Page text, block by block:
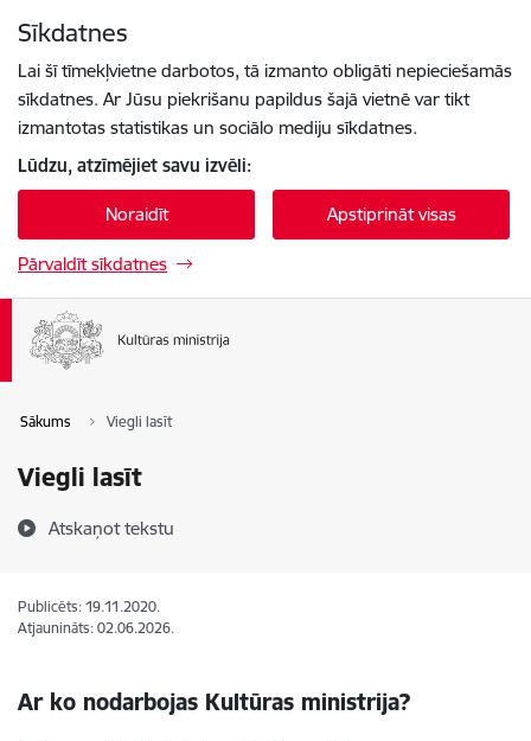
Sīkdatnes
Lai šī tīmekļvietne darbotos, tā izmanto obligāti nepieciešamās
sīkdatnes. Ar Jūsu piekrišanu papildus šajā vietnē var tikt
izmantotas statistikas un sociālo mediju sīkdatnes.
Lūdzu, atzīmējiet savu izvēli:
Noraidīt Apstiprināt visas
Pārvaldīt sīkdatnes
Sākums Viegli lasīt
Viegli lasīt
Atskaņot tekstu
Publicēts: 19.11.2020.
Atjaunināts: 02.06.2026.
Ar ko nodarbojas Kultūras ministrija?